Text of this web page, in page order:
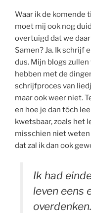
Waar ik de komende
moet mij ook nog
overtuigd dat we
Samen? Ja. Ik schrijf
dus. Mijn blogs
hebben met de
schrijfproces van
maar ook weer niet.
en hoe je dan tóch
kwetsbaar, zoals het
misschien niet
dat zal ik dan ook
Ik had
leven eens